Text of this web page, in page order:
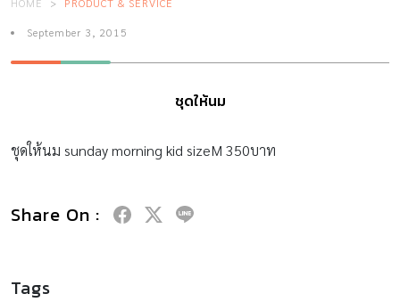
September 3, 2015
ชุดให้นม
ชุดให้นม sunday morning kid sizeM 350บาท
Share On :
Tags